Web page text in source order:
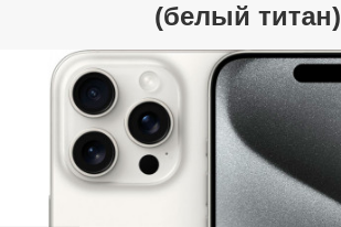
(белый титан)